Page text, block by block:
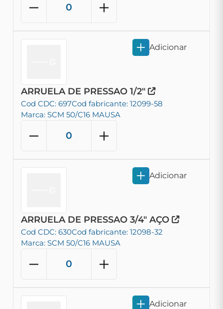
ARRUELA DE PRESSAO 1/2"
Cod CDC: 697Cod fabricante: 12099-58
Marca: SCM 50/C16 MAUSA
Adicionar
ARRUELA DE PRESSAO 3/4" AÇO
Cod CDC: 630Cod fabricante: 12098-32
Marca: SCM 50/C16 MAUSA
Adicionar
Adicionar